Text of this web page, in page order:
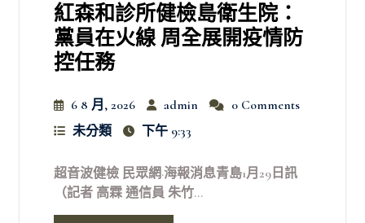
紅森和診所健檢島衛生院：
黨員在火線 周全展開疫情防
控任務
6 8 月, 2026 admin
0 Comments
未分類
下午 9:33
超音波健檢 民眾網·海報消息青島1月29日訊
（記者 高霖 通信員 朱竹...